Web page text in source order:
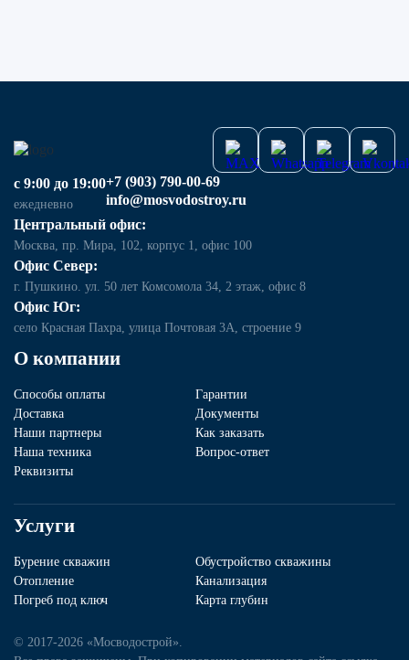
О компании
Способы оплаты
Гарантии
Доставка
Документы
Наши партнеры
Как заказать
Наша техника
Вопрос-ответ
Реквизиты
Услуги
Бурение скважин
Обустройство скважины
Отопление
Канализация
Погреб под ключ
Карта глубин
с 9:00 до 19:00
ежедневно
+7 (903) 790-00-69
info@mosvodostroy.ru
Центральный офис:
Москва, пр. Мира, 102, корпус 1, офис 100
Офис Север:
г. Пушкино. ул. 50 лет Комсомола 34, 2 этаж, офис 8
Офис Юг:
село Красная Пахра, улица Почтовая 3А, строение 9
© 2017-2026 «Мосводострой».